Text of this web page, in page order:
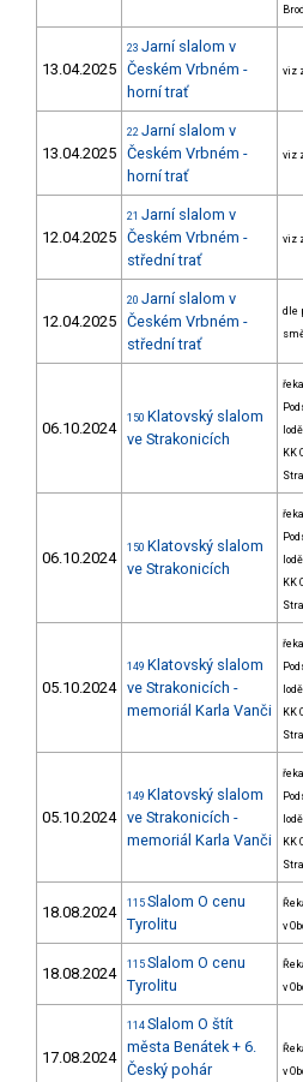
13.04.2025
23 Jarní slalom v
Českém Vrbném -
horní trať
viz
13.04.2025
22 Jarní slalom v
Českém Vrbném -
horní trať
viz
12.04.2025
21 Jarní slalom v
Českém Vrbném -
střední trať
viz
12.04.2025
20 Jarní slalom v
Českém Vrbném -
střední trať
dle
06.10.2024
150 Klatovský slalom
ve Strakonicích
KK
06.10.2024
150 Klatovský slalom
ve Strakonicích
KK
05.10.2024
149 Klatovský slalom
ve Strakonicích -
memoriál Karla Vanči
KK
05.10.2024
149 Klatovský slalom
ve Strakonicích -
memoriál Karla Vanči
KK
18.08.2024 115 Slalom O cenu
Tyrolitu
v
18.08.2024 115 Slalom O cenu
Tyrolitu
v
17.08.2024
114 Slalom O štít
města Benátek + 6.
Český pohár
v